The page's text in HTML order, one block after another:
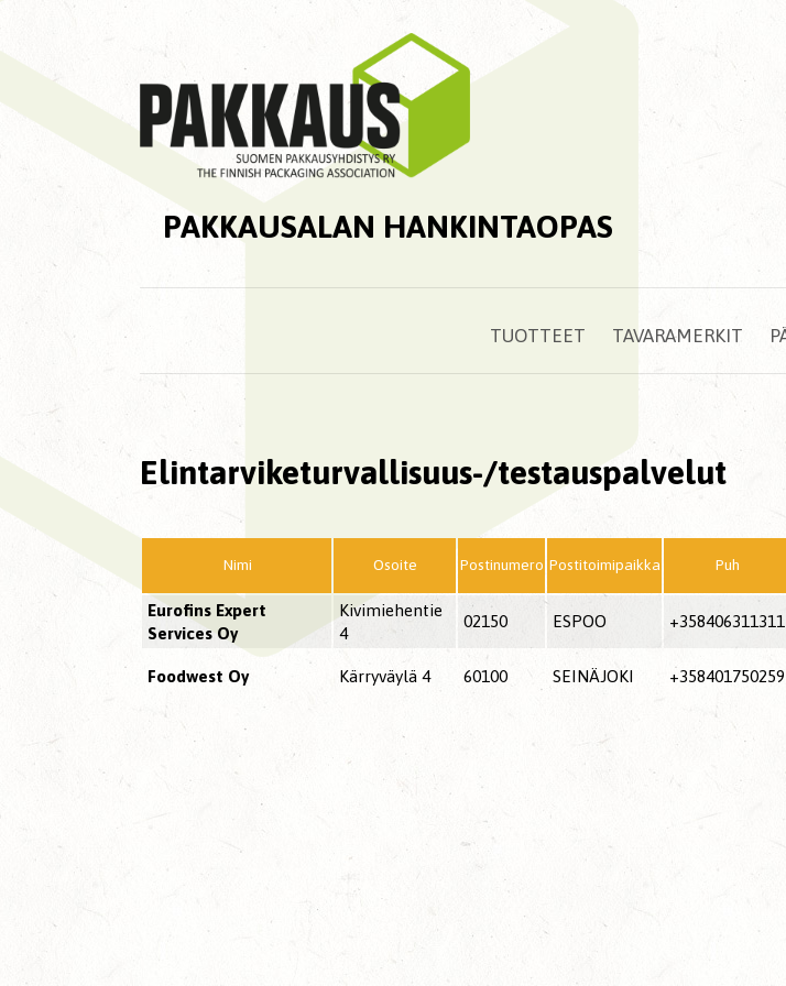
PAKKAUSALAN HANKINTAOPAS
TUOTTEET TAVARAMERKIT
Elintarviketurvallisuus-/testauspalvelut
Nimi Osoite Postinumero Postitoimipaikka Puh
Eurofins Expert
Services Oy
Kivimiehentie
4
02150 ESPOO +358406311311
Foodwest Oy Kärryväylä 4 60100 SEINÄJOKI +358401750259